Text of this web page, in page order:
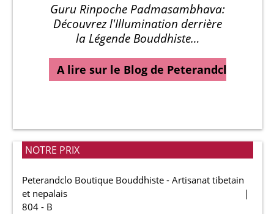
Guru Rinpoche Padmasambhava:
Découvrez l'Illumination derrière
la Légende Bouddhiste…
A lire sur le Blog de Peterandclo…
NOTRE PRIX
Peterandclo Boutique Bouddhiste - Artisanat tibetain
et nepalais
804 - B